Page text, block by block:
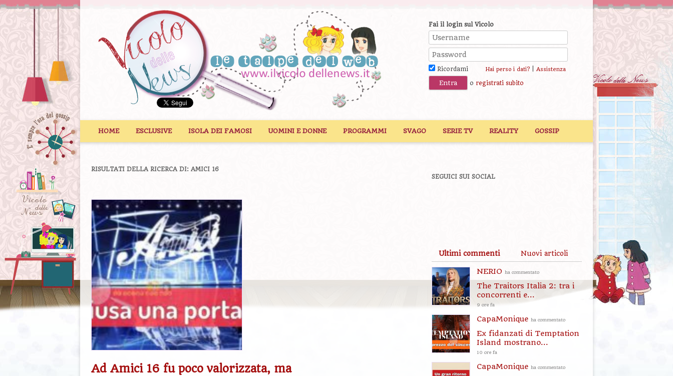
Fai il login sul Vicolo
Ricordami Hai perso i dati?| Assistenza
o registrati subito
HOME ESCLUSIVE ISOLA DEI FAMOSI UOMINI E DONNE PROGRAMMI SVAGO SERIE TV REALITY GOSSIP
RISULTATI DELLA RICERCA DI: AMICI 16
Ad Amici 16 fu poco valorizzata, ma
SEGUICI SUI SOCIAL
Ultimi commenti Nuovi articoli
NERIO ha commentato
The Traitors Italia 2: tra i
concorrenti e...
9 ore fa
CapaMonique ha commentato
Ex fidanzati di Temptation
Island mostrano...
10 ore fa
CapaMonique ha commentato